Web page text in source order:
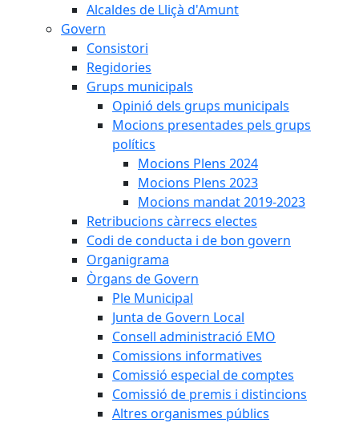
Alcaldes de Lliçà d'Amunt
Govern
Consistori
Regidories
Grups municipals
Opinió dels grups municipals
Mocions presentades pels grups
polítics
Mocions Plens 2024
Mocions Plens 2023
Mocions mandat 2019-2023
Retribucions càrrecs electes
Codi de conducta i de bon govern
Organigrama
Òrgans de Govern
Ple Municipal
Junta de Govern Local
Consell administració EMO
Comissions informatives
Comissió especial de comptes
Comissió de premis i distincions
Altres organismes públics